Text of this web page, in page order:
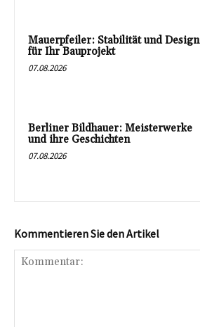
Mauerpfeiler: Stabilität und Design
für Ihr Bauprojekt
07.08.2026
Berliner Bildhauer: Meisterwerke
und ihre Geschichten
07.08.2026
Kommentieren Sie den Artikel